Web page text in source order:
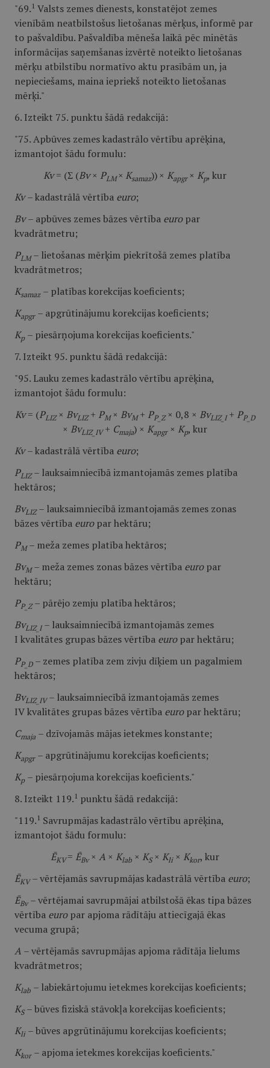
"69. 1 Valsts zemes dienests, konstatējot zemes
vienībām neatbilstošus lietošanas mērķus, informē par
to pašvaldību. Pašvaldība mēneša laikā pēc minētās
informācijas saņemšanas izvērtē noteikto lietošanas
mērķu atbilstību normatīvo aktu prasībām un, ja
nepieciešams, maina iepriekš noteikto lietošanas
mērķi."
6. Izteikt 75. punktu šādā redakcijā:
"75. Apbūves zemes kadastrālo vērtību aprēķina,
izmantojot šādu formulu:
Kv= (Σ (Bv× PLM × Ksamaz))× Kapgr × Kp, kur
Kv– kadastrālā vērtība euro;
Bv– apbūves zemes bāzes vērtība europar
kvadrātmetru;
PLM – lietošanas mērķim piekrītošā zemes platība
kvadrātmetros;
Ksamaz – platības korekcijas koeficients;
Kapgr – apgrūtinājumu korekcijas koeficients;
Kp – piesārņojuma korekcijas koeficients."
7. Izteikt 95. punktu šādā redakcijā:
"95. Lauku zemes kadastrālo vērtību aprēķina,
izmantojot šādu formulu:
Kv= (PLIZ× BvLIZ+ PM× BvM+ PP_Z× 0,8 × BvLIZ_I+ PP_D
× BvLIZ_IV+ Cmaja) × Kapgr× Kp, kur
Kv– kadastrālā vērtība euro;
PLIZ – lauksaimniecībā izmantojamās zemes platība
hektāros;
BvLIZ – lauksaimniecībā izmantojamās zemes zonas
bāzes vērtība europar hektāru;
PM – meža zemes platība hektāros;
BvM – meža zemes zonas bāzes vērtība europar
hektāru;
PP_Z – pārējo zemju platība hektāros;
BvLIZ_I – lauksaimniecībā izmantojamās zemes
I kvalitātes grupas bāzes vērtība europar hektāru;
PP_D – zemes platība zem zivju dīķiem un pagalmiem
hektāros;
BvLIZ_IV – lauksaimniecībā izmantojamās zemes
IV kvalitātes grupas bāzes vērtība europar hektāru;
Cmaja – dzīvojamās mājas ietekmes konstante;
Kapgr – apgrūtinājumu korekcijas koeficients;
Kp – piesārņojuma korekcijas koeficients."
8. Izteikt 119. 1 punktu šādā redakcijā:
"119. 1 Savrupmājas kadastrālo vērtību aprēķina,
izmantojot šādu formulu:
ĒKV= ĒBv× A × Klab × KS× Kli× Kkor, kur
ĒKV – vērtējamās savrupmājas kadastrālā vērtība euro;
ĒBv – vērtējamai savrupmājai atbilstošā ēkas tipa bāzes
vērtība europar apjoma rādītāju attiecīgajā ēkas
vecuma grupā;
A – vērtējamās savrupmājas apjoma rādītāja lielums
kvadrātmetros;
Klab – labiekārtojumu ietekmes korekcijas koeficients;
KS – būves fiziskā stāvokļa korekcijas koeficients;
Kli – būves apgrūtinājumu korekcijas koeficients;
Kkor – apjoma ietekmes korekcijas koeficients."